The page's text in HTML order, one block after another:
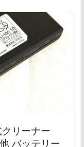
リーナー
バッテリー